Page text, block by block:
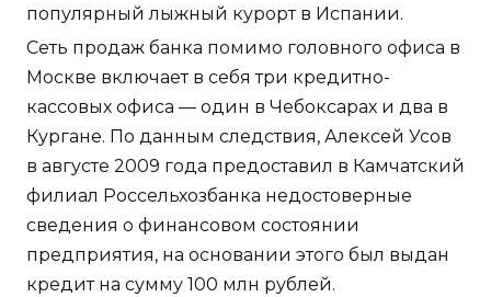
популярный лыжный курорт в Испании.
Сеть продаж банка помимо головного офиса в
Москве включает в себя три кредитно-
кассовых офиса — один в Чебоксарах и два в
Кургане. По данным следствия, Алексей Усов
в августе 2009 года предоставил в Камчатский
филиал Россельхозбанка недостоверные
сведения о финансовом состоянии
предприятия, на основании этого был выдан
кредит на сумму 100 млн рублей.